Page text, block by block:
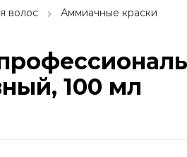
волос Аммиачные краски
100 мл